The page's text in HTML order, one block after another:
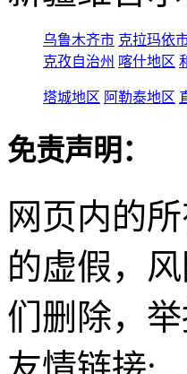
乌鲁木齐市 克拉玛依
克孜自治州 喀什地区
塔城地区 阿勒泰地区
免责声明：
网页内的
的虚假，
们删除，